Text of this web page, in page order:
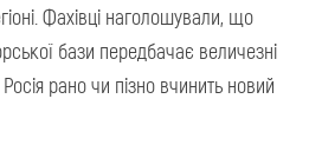
Фахівці наголошували, що
бази передбачає величезні
рано чи пізно вчинить новий